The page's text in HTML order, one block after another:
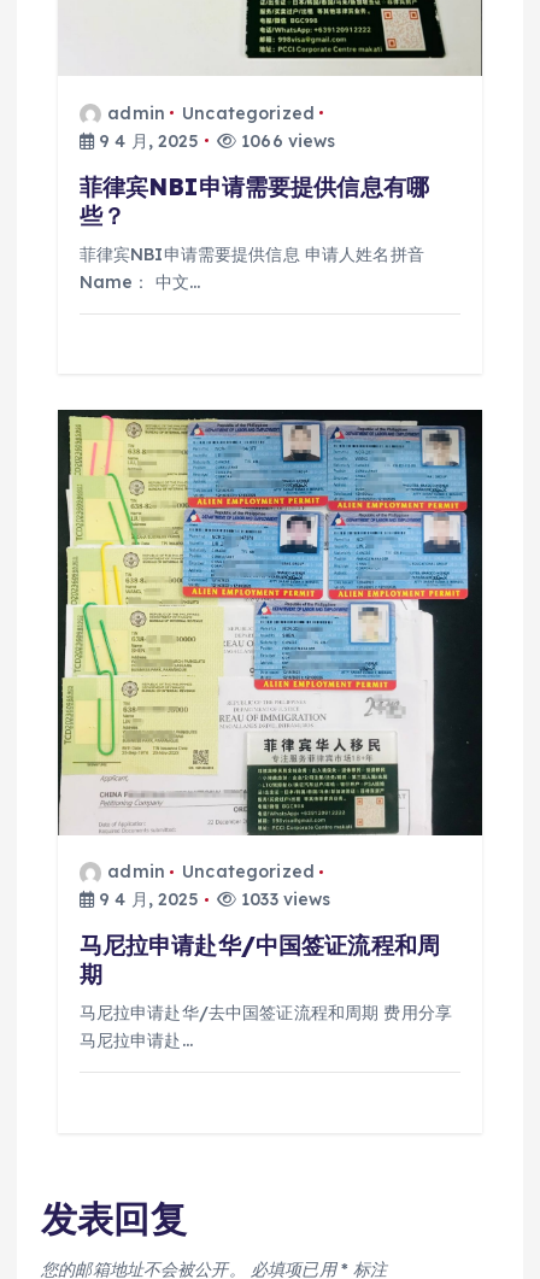
admin
Uncategorized
9 4 月, 2025
1066 views
菲律宾NBI申请需要提供信息有哪
些？
菲律宾NBI申请需要提供信息 申请人姓名拼音
Name： 中文…
admin
Uncategorized
9 4 月, 2025
1033 views
马尼拉申请赴华/中国签证流程和周
期
马尼拉申请赴华/去中国签证流程和周期 费用分享
马尼拉申请赴…
发表回复
您的邮箱地址不会被公开。 必填项已用* 标注